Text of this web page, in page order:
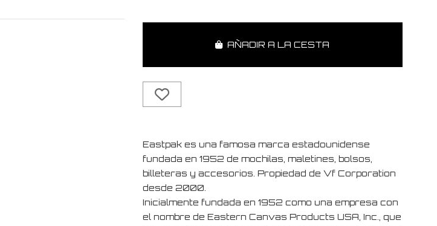
AÑADIR A LA CESTA
Eastpak es una famosa marca estadounidense
fundada en 1952 de mochilas, maletines, bolsos,
billeteras y accesorios. Propiedad de Vf Corporation
desde 2000.
Inicialmente fundada en 1952 como una empresa con
el nombre de Eastern Canvas Products USA, Inc., que